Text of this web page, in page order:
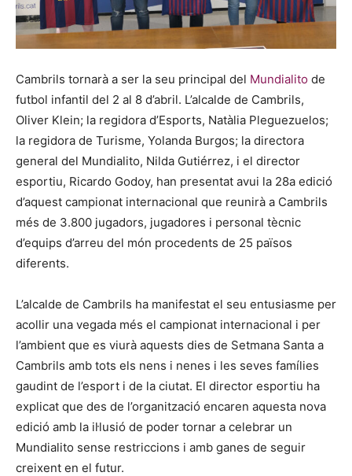
Cambrils tornarà a ser la seu principal del Mundialito de
futbol infantil del 2 al 8 d’abril. L’alcalde de Cambrils,
Oliver Klein; la regidora d’Esports, Natàlia Pleguezuelos;
la regidora de Turisme, Yolanda Burgos; la directora
general del Mundialito, Nilda Gutiérrez, i el director
esportiu, Ricardo Godoy, han presentat avui la 28a edició
d’aquest campionat internacional que reunirà a Cambrils
més de 3.800 jugadors, jugadores i personal tècnic
d’equips d’arreu del món procedents de 25 països
diferents.
L’alcalde de Cambrils ha manifestat el seu entusiasme per
acollir una vegada més el campionat internacional i per
l’ambient que es viurà aquests dies de Setmana Santa a
Cambrils amb tots els nens i nenes i les seves famílies
gaudint de l’esport i de la ciutat. El director esportiu ha
explicat que des de l’organització encaren aquesta nova
edició amb la il·lusió de poder tornar a celebrar un
Mundialito sense restriccions i amb ganes de seguir
creixent en el futur.